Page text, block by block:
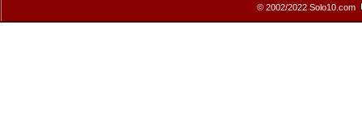
© 2002/2022 Solo10.com